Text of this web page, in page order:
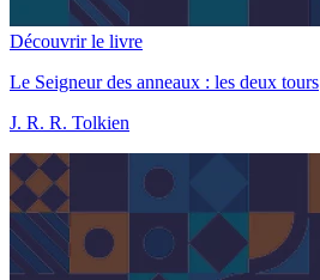
Découvrir le livre
Le Seigneur des anneaux : les deux tours
J. R. R. Tolkien